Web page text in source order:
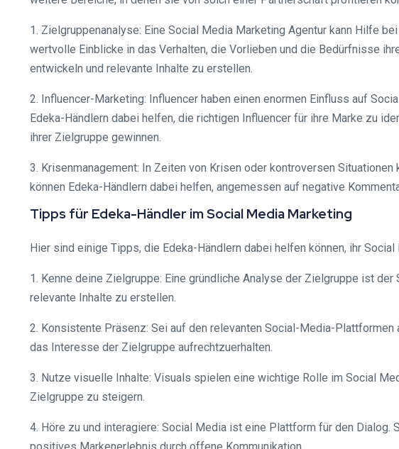
1. Zielgruppenanalyse: Eine Social Media Marketing Agentur kann Hilfe
wertvolle Einblicke in das Verhalten, die Vorlieben und die Bedürfnisse
entwickeln und relevante Inhalte zu erstellen.
2. Influencer-Marketing: Influencer haben einen enormen Einfluss auf
Edeka-Händlern dabei helfen, die richtigen Influencer für ihre Marke zu
ihrer Zielgruppe gewinnen.
3. Krisenmanagement: In Zeiten von Krisen oder kontroversen
können Edeka-Händlern dabei helfen, angemessen auf negative
Tipps für Edeka-Händler im Social Media Marketing
Hier sind einige Tipps, die Edeka-Händlern dabei helfen können, ihr
1. Kenne deine Zielgruppe: Eine gründliche Analyse der Zielgruppe ist
relevante Inhalte zu erstellen.
2. Konsistente Präsenz: Sei auf den relevanten Social-Media-
das Interesse der Zielgruppe aufrechtzuerhalten.
3. Nutze visuelle Inhalte: Visuals spielen eine wichtige Rolle im Social
Zielgruppe zu steigern.
4. Höre zu und interagiere: Social Media ist eine Plattform für den